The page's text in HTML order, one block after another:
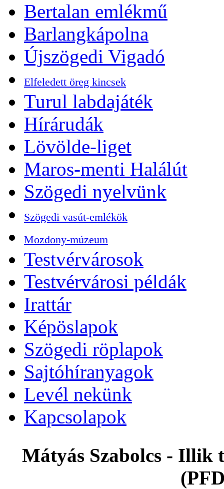
Bertalan emlékmű
Barlangkápolna
Újszögedi Vigadó
Elfeledett öreg kincsek
Turul labdajáték
Hírárudák
Lövölde-liget
Maros-menti Halálút
Szögedi nyelvünk
Szögedi vasút-emlékök
Mozdony-múzeum
Testvérvárosok
Testvérvárosi példák
Irattár
Képöslapok
Szögedi röplapok
Sajtóhíranyagok
Levél nekünk
Kapcsolapok
Mátyás Szabolcs - Illik